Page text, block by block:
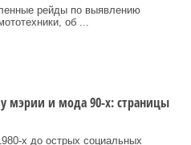
рейды по выявлению
об ...
мэрии и мода 90-х: страницы
до острых социальных